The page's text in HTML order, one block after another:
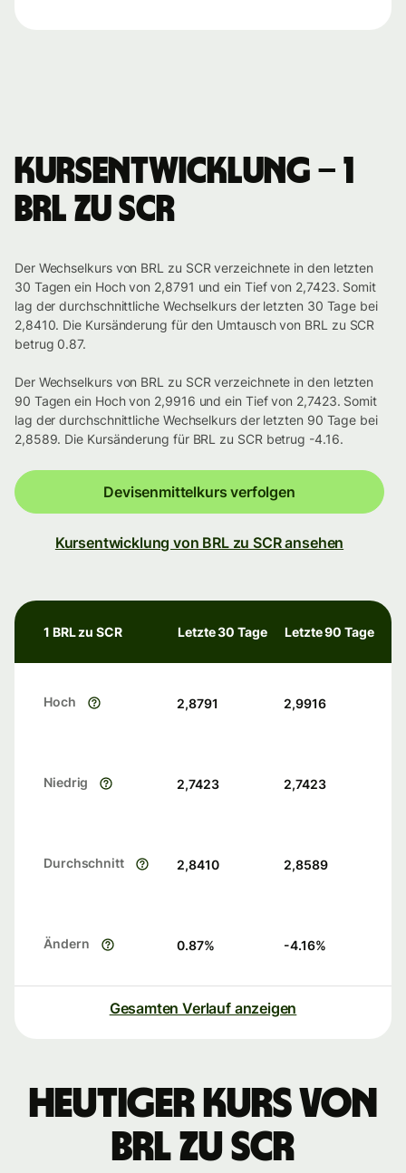
Kursentwicklung – 1
BRL zu SCR
Der Wechselkurs von BRL zu SCR verzeichnete in den letzten
30 Tagen ein Hoch von 2,8791 und ein Tief von 2,7423. Somit
lag der durchschnittliche Wechselkurs der letzten 30 Tage bei
2,8410. Die Kursänderung für den Umtausch von BRL zu SCR
betrug 0.87.
Der Wechselkurs von BRL zu SCR verzeichnete in den letzten
90 Tagen ein Hoch von 2,9916 und ein Tief von 2,7423. Somit
lag der durchschnittliche Wechselkurs der letzten 90 Tage bei
2,8589. Die Kursänderung für BRL zu SCR betrug -4.16.
Devisenmittelkurs verfolgen
Kursentwicklung von BRL zu SCR ansehen
1 BRL zu SCR Letzte 30 Tage Letzte 90 Tage
Hoch 2,8791 2,9916
Niedrig 2,7423 2,7423
Durchschnitt 2,8410 2,8589
Ändern 0.87% -4.16%
Gesamten Verlauf anzeigen
Heutiger Kurs von
BRL zu SCR